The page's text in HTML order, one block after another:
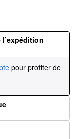
pour profiter de